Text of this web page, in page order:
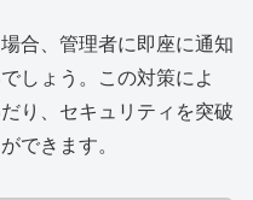
合、管理者に即座に通知
しょう。この対策によ
り、セキュリティを突破
できます。